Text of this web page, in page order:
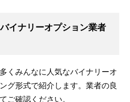
イナリーオプション業者
くみんなに人気なバイナリーオ
グ形式で紹介します。業者の良
ご確認ください。